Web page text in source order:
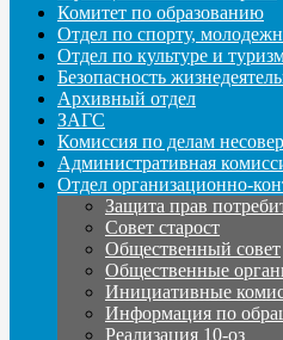
Комитет по образованию
Отдел по спорту,
Отдел по культуре и
Безопасность
Архивный отдел
ЗАГС
Комиссия по делам
Административная
Отдел организационно-
Защита прав
Совет старост
Общественный совет
Общественные
Инициативные
Информация по
Реализация 10-оз